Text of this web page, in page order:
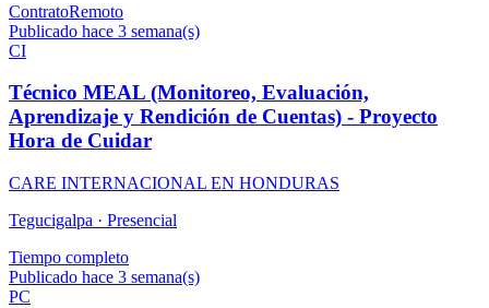
ContratoRemoto
Publicado hace 3 semana(s)
CI
Técnico MEAL (Monitoreo, Evaluación,
Aprendizaje y Rendición de Cuentas) - Proyecto
Hora de Cuidar
CARE INTERNACIONAL EN HONDURAS
Tegucigalpa · Presencial
Tiempo completo
Publicado hace 3 semana(s)
PC